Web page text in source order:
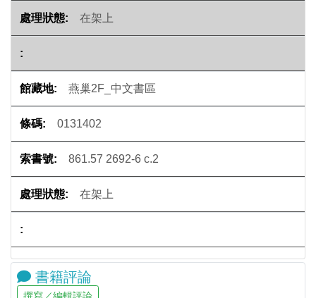
在架上
燕巢2F_中文書區
0131402
861.57 2692-6 c.2
在架上
書籍評論